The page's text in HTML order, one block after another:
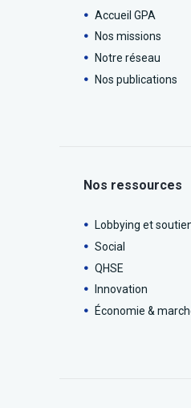
Accueil GPA
Nos missions
Notre réseau
Nos publications
Nos ressources
Lobbying et
Social
QHSE
Innovation
Économie &